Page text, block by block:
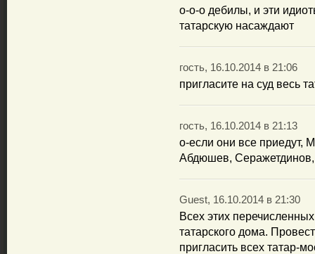
о-о-о дебилы, и эти
татарскую насаждают
гость, 16.10.2014 в 21:06
пригласите на суд весь
гость, 16.10.2014 в 21:13
о-если они все приедут,
Абдюшев, Серажетдинов,
Guest, 16.10.2014 в 21:30
Всех этих
татарского дома.
пригласить всех татар-